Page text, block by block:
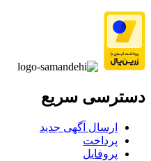
دسترسی سریع
ارسال آگهی جدید
پرداخت
پروفایل